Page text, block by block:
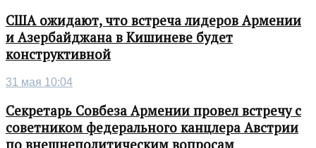
США ожидают, что встреча лидеров Армении
и Азербайджана в Кишиневе будет
конструктивной
31 мая 10:04
Секретарь Совбеза Армении провел встречу с
советником федерального канцлера Австрии
по внешнеполитическим вопросам